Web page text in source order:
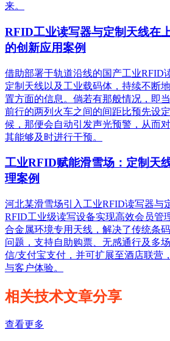
来。
RFID工业读写器与定制天线在
的创新应用案例
借助部署于轨道沿线的国产工业RFID
定制天线以及工业载码体，持续不断
置方面的信息。倘若有那般情况，即
前行的两列火车之间的间距比预先设
候，那便会自动引发声光预警，从而
其能够及时进行干预。
工业RFID赋能滑雪场：定制天
理案例
河北某滑雪场引入工业RFID读写器与
RFID工业级读写设备实现高效会员管
合金属环境专用天线，解决了传统条
问题，支持自助购票、无感通行及多
信/支付宝支付，并可扩展至酒店联营
与客户体验。
相关技术文章分享
查看更多